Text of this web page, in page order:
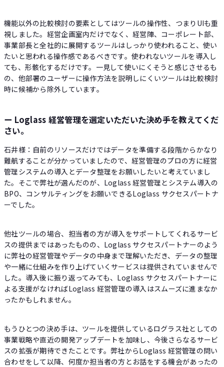
機能以外の比較検討の要素としてはツールの操作性、つまりUIも重
視しました。経営企画室内だけでなく、経営陣、コーポレート部、
事業部長と全社的に展開するツールはしっかり使われること、使い
たいと思われる操作感であるべきです。使われないツールを導入し
ても、形骸化するだけです。一見して使いにくそうと感じさせるも
の、他部署のユーザーに操作方法を説明しにくいツールは比較検討
時に候補から除外しています。
ー Loglass 経営管理を選定いただいた決め手を教えてくだ
さい。
石井様：自前のリソースだけではデータを準備する段階からかなり
難航することが分かっていましたので、経営管理のプロの方に経営
管理システムの導入とデータ整理をお願いしたいと考えていまし
た。そこで弊社が選んだのが、Loglass 経営管理とシステム導入の
BPO、コンサルティングをお願いできるLoglass サクセスパートナ
ーでした。
他社ツールの場合、担当者の方が導入をサポートしてくれるサービ
スの提供まではあったものの、Loglass サクセスパートナーのよう
に弊社の経営管理やデータの中身まで理解いただき、データの整理
や一緒に仕組みを作り上げていくサービスは提供されていませんで
した。導入後に振り返ってみても、Loglass サクセスパートナーに
よる支援がなければLoglass 経営管理の導入はスムーズに進まなか
ったかもしれません。
もうひとつの決め手は、ツールを提供しているログラス社としての
事業戦略や直近の開発アップデートを加味し、今後さらなるサービ
スの拡張が期待できたことです。弊社からLoglass 経営管理の問い
合わせをして以降、何度か担当者の方とお話をする機会があったの